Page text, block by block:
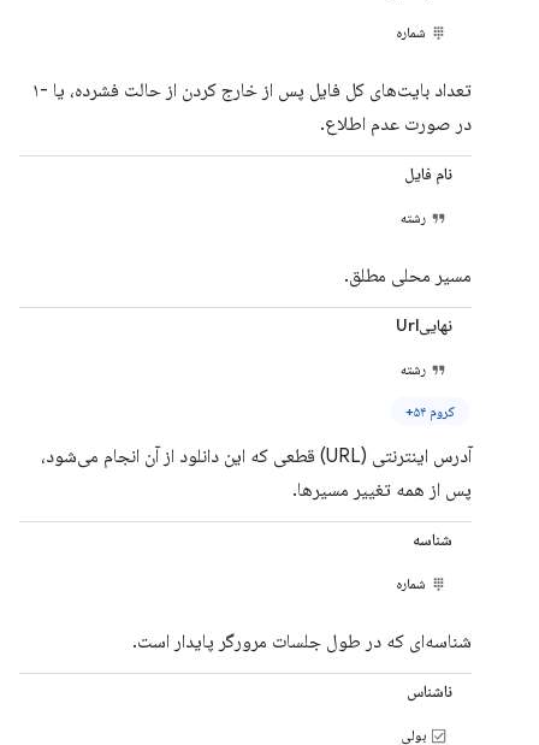
شماره
تعداد بایت‌های کل فایل پس از خارج کردن از حالت فشرده، یا -۱
در صورت عدم اطلاع.
نام فایل
رشته
مسیر محلی مطلق.
نهاییUrl
رشته
کروم ۵۴+
آدرس اینترنتی (URL) قطعی که این دانلود از آن انجام می‌شود،
پس از همه تغییر مسیرها.
شناسه
شماره
شناسه‌ای که در طول جلسات مرورگر پایدار است.
ناشناس
بولی